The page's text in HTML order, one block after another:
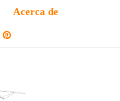
Acerca de